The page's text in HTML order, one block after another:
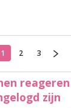
1 2 3
zijn